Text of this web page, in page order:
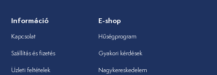
Információ
Kapcsolat
Szállítás és fizetés
Üzleti feltételek
E-shop
Hűségprogram
Gyakori kérdések
Nagykereskedelem